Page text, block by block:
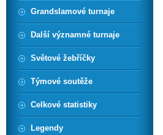
Grandslamové turnaje
Další významné turnaje
Světové žebříčky
Týmové soutěže
Celkové statistiky
Legendy